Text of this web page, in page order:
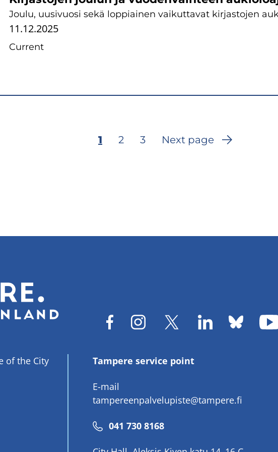
Joulu, uusivuosi sekä loppiainen vaikuttavat kirjastojen
11.12.2025
Current
Current
1 Page
2 Page
3 Next page
of the City
Tampere service point
E-mail
tampereenpalvelupiste@tampere.fi
Phone
041 730 8168